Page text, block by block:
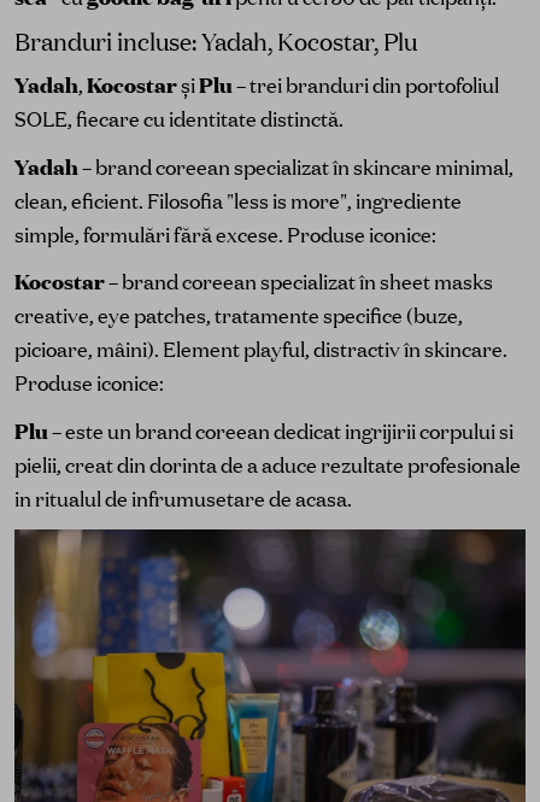
Branduri incluse: Yadah, Kocostar, Plu
Yadah,KocostarșiPlu– trei branduri din portofoliul
SOLE, fiecare cu identitate distinctă.
Yadah– brand coreean specializat în skincare minimal,
clean, eficient. Filosofia "less is more", ingrediente
simple, formulări fără excese. Produse iconice:
Kocostar– brand coreean specializat în sheet masks
creative, eye patches, tratamente specifice (buze,
picioare, mâini). Element playful, distractiv în skincare.
Produse iconice:
Plu– este un brand coreean dedicat ingrijirii corpului si
pielii, creat din dorinta de a aduce rezultate profesionale
in ritualul de infrumusetare de acasa.